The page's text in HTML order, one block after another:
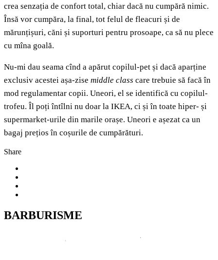
crea senzația de confort total, chiar dacă nu cumpără nimic.
Însă vor cumpăra, la final, tot felul de fleacuri și de
mărunțișuri, căni și suporturi pentru prosoape, ca să nu plece
cu mîna goală.
Nu-mi dau seama cînd a apărut copilul-pet și dacă aparține
exclusiv acestei așa-zise middle class care trebuie să facă în
mod regulamentar copii. Uneori, el se identifică cu copilul-
trofeu. Îl poți întîlni nu doar la IKEA, ci și în toate hiper- și
supermarket-urile din marile orașe. Uneori e așezat ca un
bagaj prețios în coșurile de cumpărături.
Share
BARBURISME